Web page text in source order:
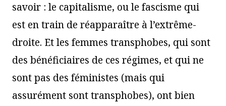
savoir : le capitalisme, ou le fascisme qui
est en train de réapparaître à l’extrême-
droite. Et les femmes transphobes, qui sont
des bénéficiaires de ces régimes, et qui ne
sont pas des féministes (mais qui
assurément sont transphobes), ont bien